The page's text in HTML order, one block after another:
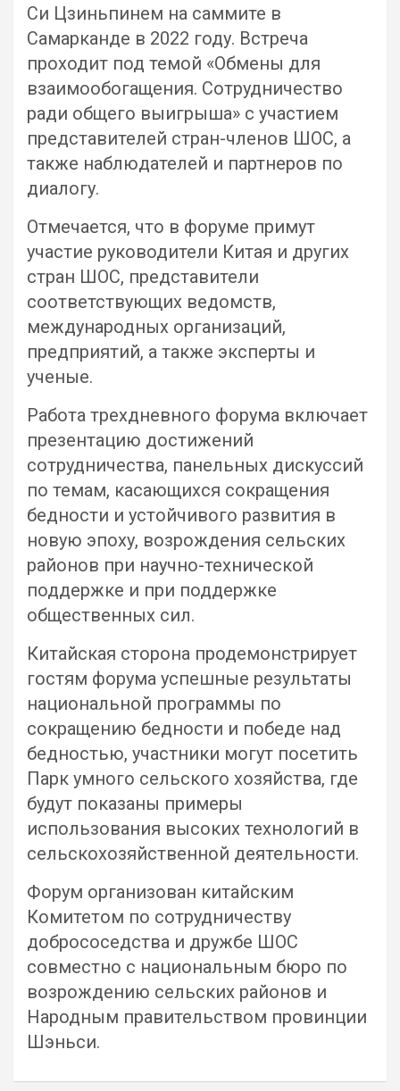
Си Цзиньпинем на саммите в
Самарканде в 2022 году. Встреча
проходит под темой «Обмены для
взаимообогащения. Сотрудничество
ради общего выигрыша» с участием
представителей стран-членов ШОС, а
также наблюдателей и партнеров по
диалогу.
Отмечается, что в форуме примут
участие руководители Китая и других
стран ШОС, представители
соответствующих ведомств,
международных организаций,
предприятий, а также эксперты и
ученые.
Работа трехдневного форума включает
презентацию достижений
сотрудничества, панельных дискуссий
по темам, касающихся сокращения
бедности и устойчивого развития в
новую эпоху, возрождения сельских
районов при научно-технической
поддержке и при поддержке
общественных сил.
Китайская сторона продемонстрирует
гостям форума успешные результаты
национальной программы по
сокращению бедности и победе над
бедностью, участники могут посетить
Парк умного сельского хозяйства, где
будут показаны примеры
использования высоких технологий в
сельскохозяйственной деятельности.
Форум организован китайским
Комитетом по сотрудничеству
добрососедства и дружбе ШОС
совместно с национальным бюро по
возрождению сельских районов и
Народным правительством провинции
Шэньси.